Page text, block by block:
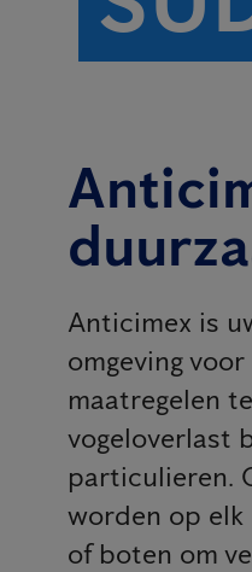
Anticimex is
omgeving
maatregelen
vogeloverlast
particulieren.
worden op elk
of boten om